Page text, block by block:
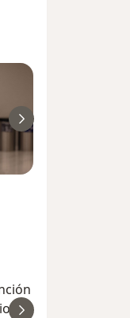
y muy puntual mi
del dr.